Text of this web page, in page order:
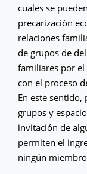
cuales se
precarización
relaciones
de grupos de
familiares por el
con el proceso
En este sentido,
grupos y
invitación de
permiten el
ningún